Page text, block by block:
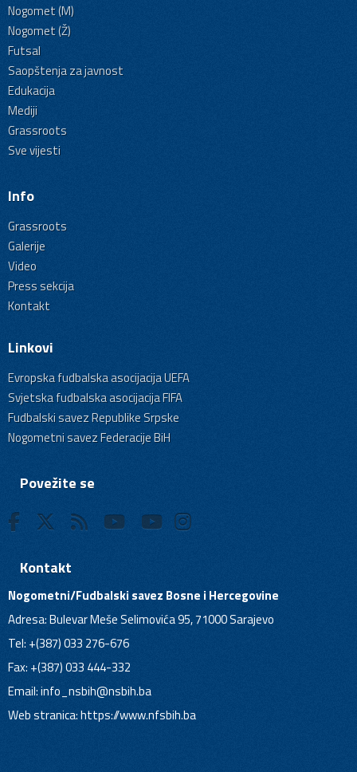
Nogomet (M)
Nogomet (Ž)
Futsal
Saopštenja za javnost
Edukacija
Mediji
Grassroots
Sve vijesti
Info
Grassroots
Galerije
Video
Press sekcija
Kontakt
Linkovi
Evropska fudbalska asocijacija UEFA
Svjetska fudbalska asocijacija FIFA
Fudbalski savez Republike Srpske
Nogometni savez Federacije BiH
Povežite se
Kontakt
Nogometni/Fudbalski savez Bosne i Hercegovine
Adresa: Bulevar Meše Selimovića 95, 71000 Sarajevo
Tel: +(387) 033 276-676
Fax: +(387) 033 444-332
Email:info_nsbih@nsbih.ba
Web stranica: https://www.nfsbih.ba